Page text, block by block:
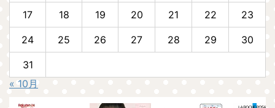
17 18 19 20 21 22 23
24 25 26 27 28 29 30
31
« 10月